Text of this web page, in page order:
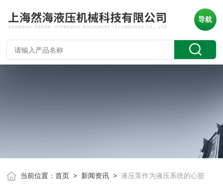
导航
当前位置：首页 > 新闻资讯 >液压泵作为液压系统的心脏